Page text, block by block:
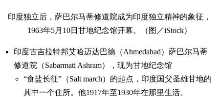
印度独立后，萨巴尔马蒂修道院成为印度独立精神的象征，
1963年5月10日甘地纪念馆开幕。（图／iStock）
印度古吉拉特邦艾哈迈达巴德（Ahmedabad）萨巴尔马蒂
修道院（Sabarmati Ashram），现为甘地纪念馆
“食盐长征”（Salt march）的起点，印度国父圣雄甘地的
其中一个住所。他1917年至1930年在那里生活。